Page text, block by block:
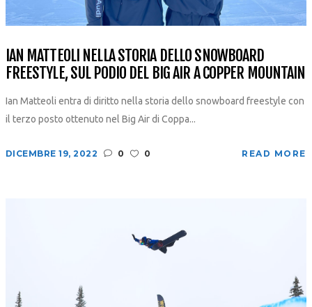
IAN MATTEOLI NELLA STORIA DELLO SNOWBOARD
FREESTYLE, SUL PODIO DEL BIG AIR A COPPER MOUNTAIN
Ian Matteoli entra di diritto nella storia dello snowboard freestyle con
il terzo posto ottenuto nel Big Air di Coppa...
DICEMBRE 19, 2022 0 0 READ MORE